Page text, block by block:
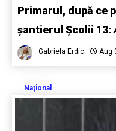
Primarul, după ce
șantierul Școlii 13:
Gabriela Erdic Aug
Naţional